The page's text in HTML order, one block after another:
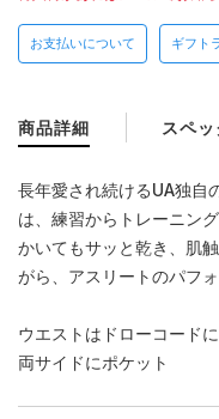
お支払いについて ギフト
商品詳細
長年愛され続けるUA独自
は、練習からトレーニン
かいてもサッと乾き、肌
がら、アスリートのパフ
ウエストはドローコード
両サイドにポケット
スペッ